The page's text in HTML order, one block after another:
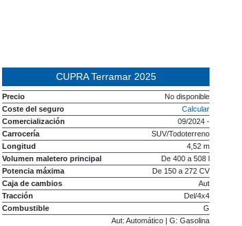
COMPARADOR
precios, fichas y equipamiento
Disponible Prototipo
CUPRA Terramar 2025
Precio
No disponible
Coste del seguro
Calcular
Comercialización
09/2024 -
Carrocería
SUV/Todoterreno
Longitud
4,52 m
Volumen maletero principal
De 400 a 508 l
Potencia máxima
De 150 a 272 CV
Caja de cambios
Aut
Tracción
Del/4x4
G